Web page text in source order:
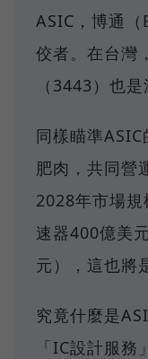
ASIC，博通
佼者。在台灣
（3443）也
同樣瞄準
肥肉，共同營
2028年市場
速器400億美
元），這也將
究竟什麼是
「IC設計服